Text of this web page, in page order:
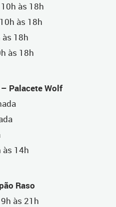
às 18h
às 18h
18h
às 18h
Palacete Wolf
às 14h
Raso
às 21h